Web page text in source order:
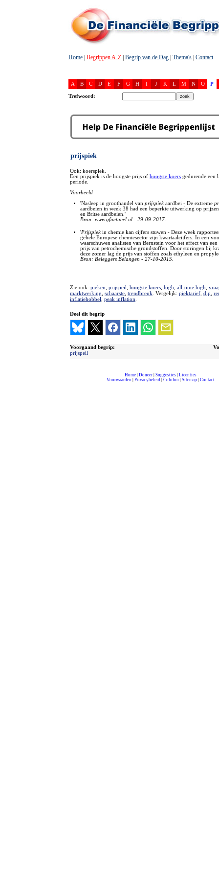
Home Begrippen A-Z Begrip van de Dag Thema's Contact
A B C D E F G H I J K L M N O P
Trefwoord:
prijspiek
Ook: koerspiek.
Een prijspiek is de hoogste prijs of hoogste koers gedurende een
periode.
Voorbeeld
'Nasleep in groothandel vanprijspiek aardbei - De extreme
aardbeien in week 38 had een beperkte uitwerking op
en Britse aardbeien.'
Bron: www.gfactueel.nl - 29-09-2017.
'Prijspiek in chemie kan cijfers stuwen - Deze week
gehele Europese chemiesector zijn kwartaalcijfers. In een
waarschuwen analisten van Bernstein voor het effect van
prijs van petrochemische grondstoffen. Door storingen bij
deze zomer lag de prijs van stoffen zoals ethyleen en
Bron: Beleggers Belangen - 27-10-2015.
Zie ook: pieken prijspeil hoogste koers high all-time high
marktwerking schaarste trendbreuk . Vergelijk: piektarief dip
inflatiehobbel peak inflation
Deel dit begrip
Voorgaand begrip:
prijspeil
Home| Doneer| Suggesties| Licenties
Voorwaarden
Privacybeleid Colofon Sitemap| Contact